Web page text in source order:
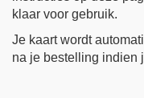
klaar voor gebruik.
Je kaart wordt
na je bestelling indien